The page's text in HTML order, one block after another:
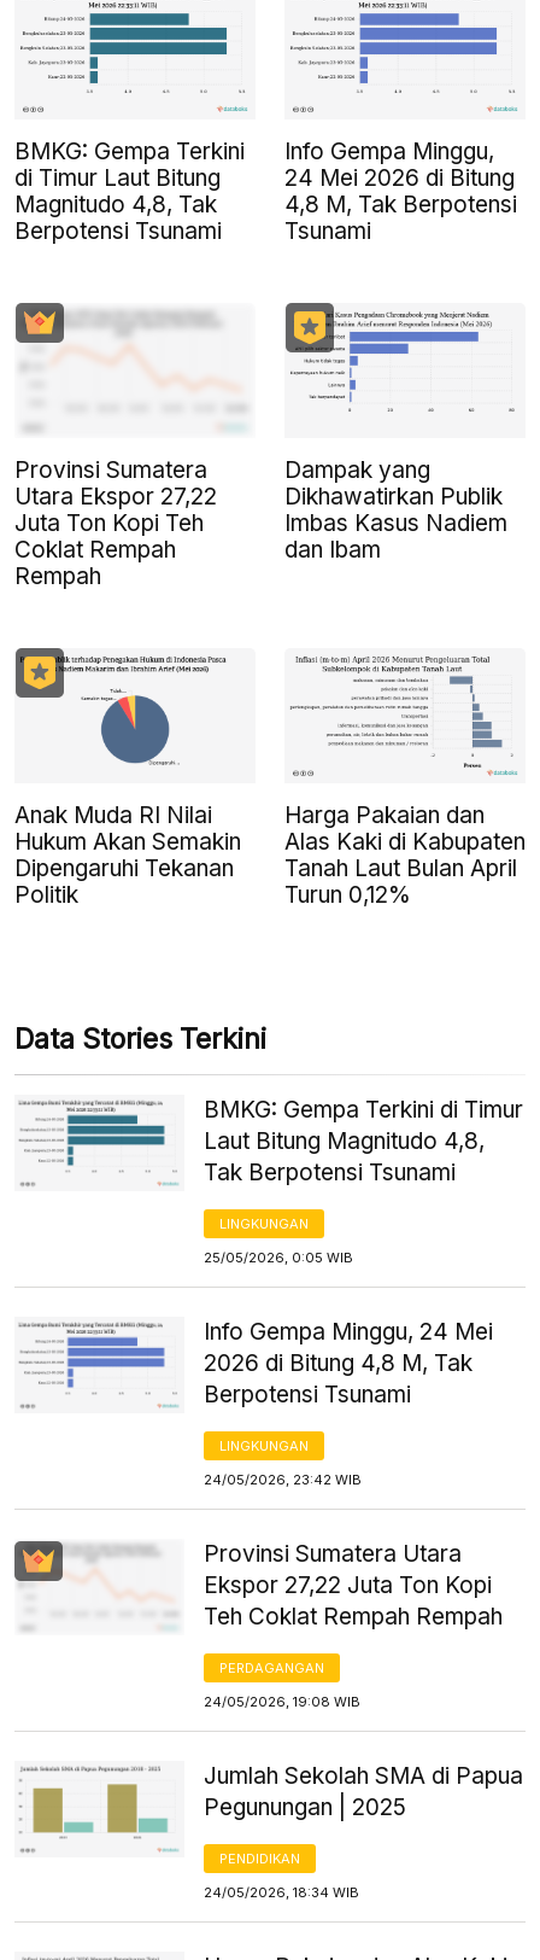
BMKG: Gempa Terkini
di Timur Laut Bitung
Magnitudo 4,8, Tak
Berpotensi Tsunami
Info Gempa Minggu,
24 Mei 2026 di Bitung
4,8 M, Tak Berpotensi
Tsunami
Provinsi Sumatera
Utara Ekspor 27,22
Juta Ton Kopi Teh
Coklat Rempah
Rempah
Dampak yang
Dikhawatirkan Publik
Imbas Kasus Nadiem
dan Ibam
Anak Muda RI Nilai
Hukum Akan Semakin
Dipengaruhi Tekanan
Politik
Harga Pakaian dan
Alas Kaki di Kabupaten
Tanah Laut Bulan April
Turun 0,12%
Data Stories Terkini
BMKG: Gempa Terkini di Timur
Laut Bitung Magnitudo 4,8,
Tak Berpotensi Tsunami
LINGKUNGAN
25/05/2026, 0:05 WIB
Info Gempa Minggu, 24 Mei
2026 di Bitung 4,8 M, Tak
Berpotensi Tsunami
LINGKUNGAN
24/05/2026, 23:42 WIB
Provinsi Sumatera Utara
Ekspor 27,22 Juta Ton Kopi
Teh Coklat Rempah Rempah
PERDAGANGAN
24/05/2026, 19:08 WIB
Jumlah Sekolah SMA di Papua
Pegunungan | 2025
PENDIDIKAN
24/05/2026, 18:34 WIB